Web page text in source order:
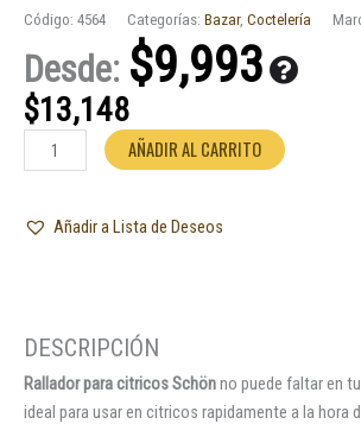
Código: 4564 Categorías: Bazar, Coctelería
Desde: $9,993
$13,148
Rallador
para
Schön
AÑADIR AL CARRITO
Añadir a Lista de Deseos
Rallador para citricos Schönno puede faltar en
ideal para usar en citricos rapidamente a la hora